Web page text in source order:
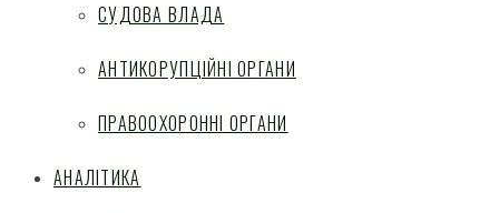
СУДОВА ВЛАДА
АНТИКОРУПЦІЙНІ ОРГАНИ
ПРАВООХОРОННІ ОРГАНИ
АНАЛІТИКА